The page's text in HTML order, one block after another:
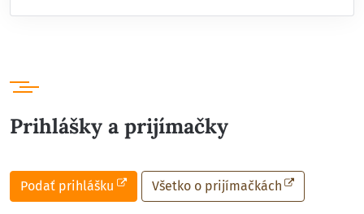
Prihlášky a prijímačky
Podať prihlášku Všetko o prijímačkách